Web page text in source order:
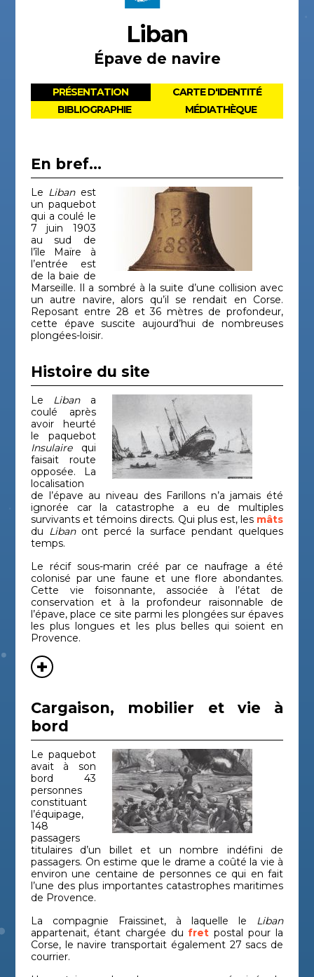
Liban
Épave de navire
PRÉSENTATION
CARTE D'IDENTITÉ
BIBLIOGRAPHIE
MÉDIATHÈQUE
En bref...
Le Libanest
un paquebot
qui a coulé le
7 juin 1903
au sud de
l’île Maïre à
l’entrée est
de la baie de
Marseille. Il a sombré à la suite d’une collision avec
un autre navire, alors qu’il se rendait en Corse.
Reposant entre 28 et 36 mètres de profondeur,
cette épave suscite aujourd’hui de nombreuses
plongées-loisir.
Histoire du site
Le Libana
coulé après
avoir heurté
le paquebot
Insulairequi
faisait route
opposée. La
localisation
de l’épave au niveau des Farillons n’a jamais été
ignorée car la catastrophe a eu de multiples
survivants et témoins directs. Qui plus est, les mâts
du Libanont percé la surface pendant quelques
temps.
Le récif sous-marin créé par ce naufrage a été
colonisé par une faune et une flore abondantes.
Cette vie foisonnante, associée à l’état de
conservation et à la profondeur raisonnable de
l’épave, place ce site parmi les plongées sur épaves
les plus longues et les plus belles qui soient en
Provence.
Cargaison, mobilier et vie à
bord
Le paquebot
avait à son
bord 43
personnes
constituant
l’équipage,
148
passagers
titulaires d’un billet et un nombre indéfini de
passagers. On estime que le drame a coûté la vie à
environ une centaine de personnes ce qui en fait
l’une des plus importantes catastrophes maritimes
de Provence.
La compagnie Fraissinet, à laquelle le Liban
appartenait, étant chargée dufret postal pour la
Corse, le navire transportait également 27 sacs de
courrier.